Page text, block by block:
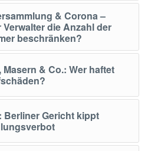
& Corona –
Verwalter die Anzahl der
beschränken?
& Co.: Wer haftet
Berliner Gericht kippt